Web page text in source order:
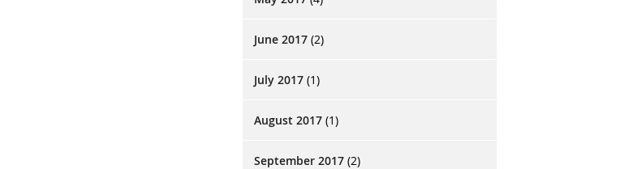
June 2017(2)
July 2017(1)
August 2017(1)
September 2017(2)